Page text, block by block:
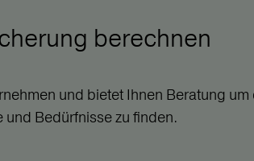
berechnen
und bietet Ihnen Beratung
Bedürfnisse zu finden.